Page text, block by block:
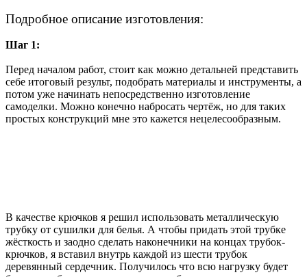
Подробное описание изготовления:
Шаг 1:
Перед началом работ, стоит как можно детальней представить
себе итоговый результ, подобрать материалы и инструменты, а
потом уже начинать непосредственно изготовление
самоделки. Можно конечно набросать чертёж, но для таких
простых конструкций мне это кажется нецелесообразным.
В качестве крючков я решил использовать металлическую
трубку от сушилки для белья. А чтобы придать этой трубке
жёсткость и заодно сделать наконечники на концах трубок-
крючков, я вставил внутрь каждой из шести трубок
деревянный сердечник. Получилось что всю нагрузку будет